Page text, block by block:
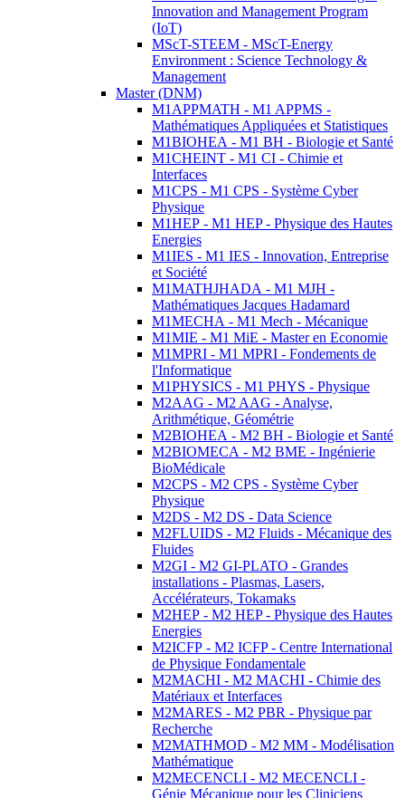
Innovation and Management Program
(IoT)
MScT-STEEM - MScT-Energy
Environment : Science Technology &
Management
Master (DNM)
M1APPMATH - M1 APPMS -
Mathématiques Appliquées et Statistiques
M1BIOHEA - M1 BH - Biologie et Santé
M1CHEINT - M1 CI - Chimie et
Interfaces
M1CPS - M1 CPS - Système Cyber
Physique
M1HEP - M1 HEP - Physique des Hautes
Energies
M1IES - M1 IES - Innovation, Entreprise
et Société
M1MATHJHADA - M1 MJH -
Mathématiques Jacques Hadamard
M1MECHA - M1 Mech - Mécanique
M1MIE - M1 MiE - Master en Economie
M1MPRI - M1 MPRI - Fondements de
l'Informatique
M1PHYSICS - M1 PHYS - Physique
M2AAG - M2 AAG - Analyse,
Arithmétique, Géométrie
M2BIOHEA - M2 BH - Biologie et Santé
M2BIOMECA - M2 BME - Ingénierie
BioMédicale
M2CPS - M2 CPS - Système Cyber
Physique
M2DS - M2 DS - Data Science
M2FLUIDS - M2 Fluids - Mécanique des
Fluides
M2GI - M2 GI-PLATO - Grandes
installations - Plasmas, Lasers,
Accélérateurs, Tokamaks
M2HEP - M2 HEP - Physique des Hautes
Energies
M2ICFP - M2 ICFP - Centre International
de Physique Fondamentale
M2MACHI - M2 MACHI - Chimie des
Matériaux et Interfaces
M2MARES - M2 PBR - Physique par
Recherche
M2MATHMOD - M2 MM - Modélisation
Mathématique
M2MECENCLI - M2 MECENCLI -
Génie Mécanique pour les Cliniciens